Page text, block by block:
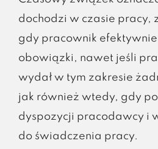
dochodzi w czasie pracy,
gdy pracownik
obowiązki, nawet jeśli
wydał w tym zakresie
jak również wtedy, gdy
dyspozycji pracodawcy i
do świadczenia pracy.